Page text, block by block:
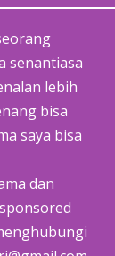
senantiasa
lebih
bisa
saya bisa
dan